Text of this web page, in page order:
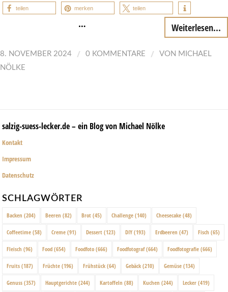
teilen merken teilen
… Weiterlesen...
8. NOVEMBER 2024 / 0 KOMMENTARE / VON MICHAEL
NÖLKE
salzig-suess-lecker.de – ein Blog von Michael Nölke
Kontakt
Impressum
Datenschutz
SCHLAGWÖRTER
Backen (204) Beeren (82) Brot (45) Challenge (140) Cheesecake (48)
Coffeetime (58) Creme (91) Dessert (123) DIY (193) Erdbeeren (47) Fisch (65)
Fleisch (96) Food (654) Foodfoto (666) Foodfotograf(664) Foodfotografie (666)
Fruits (187) Früchte (196) Frühstück (64) Gebäck (210) Gemüse (134)
Genuss (357) Hauptgerichte (244) Kartoffeln (88) Kuchen (244) Lecker (419)